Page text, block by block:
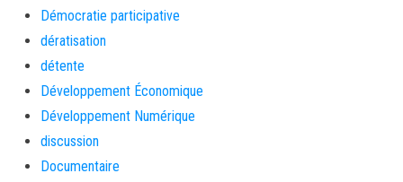
Démocratie participative
dératisation
détente
Développement Économique
Développement Numérique
discussion
Documentaire